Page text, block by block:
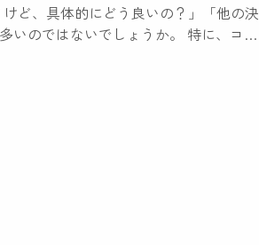
けど、具体的にどう良いの？」「他の決
いのではないでしょうか。 特に、コン